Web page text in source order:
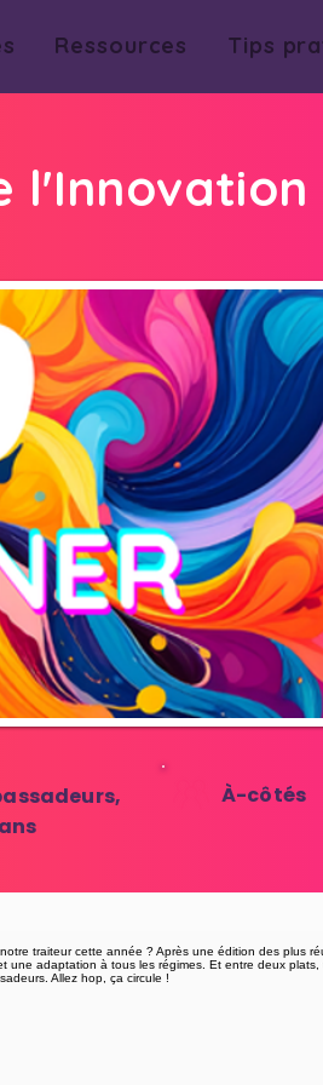
Ressources Tips
l'Innovation
À-côtés
traiteur cette année ? Après une édition des plus
une adaptation à tous les régimes. Et entre deux plats,
Allez hop, ça circule !